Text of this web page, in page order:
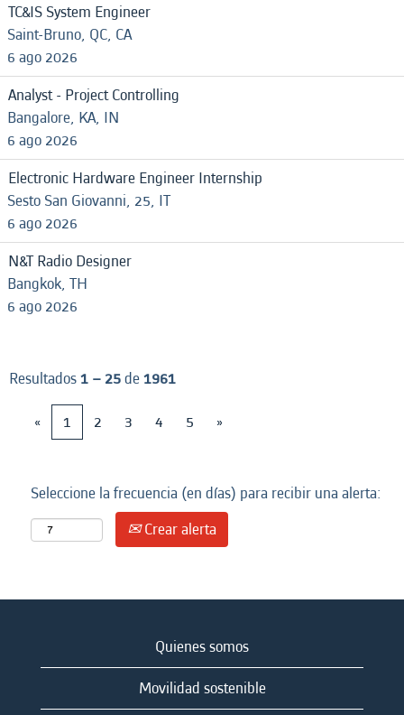
TC&IS System Engineer
Saint-Bruno, QC, CA
6 ago 2026
Analyst - Project Controlling
Bangalore, KA, IN
6 ago 2026
Electronic Hardware Engineer Internship
Sesto San Giovanni, 25, IT
6 ago 2026
N&T Radio Designer
Bangkok, TH
6 ago 2026
Resultados1 – 25de1961
«
1 2 3 4 5 »
Seleccione la frecuencia (en días) para recibir una alerta:
Crear alerta
Quienes somos
Movilidad sostenible